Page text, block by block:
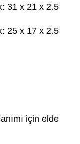
31 x 21 x 2.5
25 x 17 x 2.5
için elde